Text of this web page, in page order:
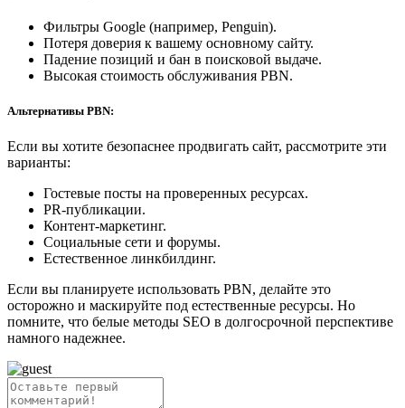
Фильтры Google (например, Penguin).
Потеря доверия к вашему основному сайту.
Падение позиций и бан в поисковой выдаче.
Высокая стоимость обслуживания PBN.
Альтернативы PBN:
Если вы хотите безопаснее продвигать сайт, рассмотрите эти
варианты:
Гостевые посты на проверенных ресурсах.
PR-публикации.
Контент-маркетинг.
Социальные сети и форумы.
Естественное линкбилдинг.
Если вы планируете использовать PBN, делайте это
осторожно и маскируйте под естественные ресурсы. Но
помните, что белые методы SEO в долгосрочной перспективе
намного надежнее.